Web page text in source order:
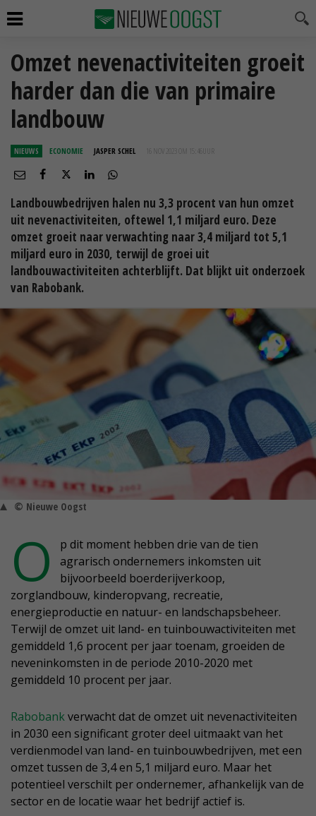
Omzet nevenactiviteiten groeit
harder dan die van primaire
landbouw
NIEUWS ECONOMIE JASPER SCHEL 16 NOV 2023 OM 15:46
Landbouwbedrijven halen nu 3,3 procent van hun omzet
uit nevenactiviteiten, oftewel 1,1 miljard euro. Deze
omzet groeit naar verwachting naar 3,4 miljard tot 5,1
miljard euro in 2030, terwijl de groei uit
landbouwactiviteiten achterblijft. Dat blijkt uit onderzoek
van Rabobank.
© Nieuwe Oogst
O
p dit moment hebben drie van de tien
agrarisch ondernemers inkomsten uit
bijvoorbeeld boerderijverkoop,
zorglandbouw, kinderopvang, recreatie,
energieproductie en natuur- en landschapsbeheer.
Terwijl de omzet uit land- en tuinbouwactiviteiten met
gemiddeld 1,6 procent per jaar toenam, groeiden de
neveninkomsten in de periode 2010-2020 met
gemiddeld 10 procent per jaar.
Rabobankverwacht dat de omzet uit nevenactiviteiten
in 2030 een significant groter deel uitmaakt van het
verdienmodel van land- en tuinbouwbedrijven, met een
omzet tussen de 3,4 en 5,1 miljard euro. Maar het
potentieel verschilt per ondernemer, afhankelijk van de
sector en de locatie waar het bedrijf actief is.